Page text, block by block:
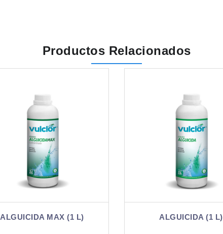
Productos Relacionados
ALGUICIDA MAX (1 L) ALGUICIDA (1 L)